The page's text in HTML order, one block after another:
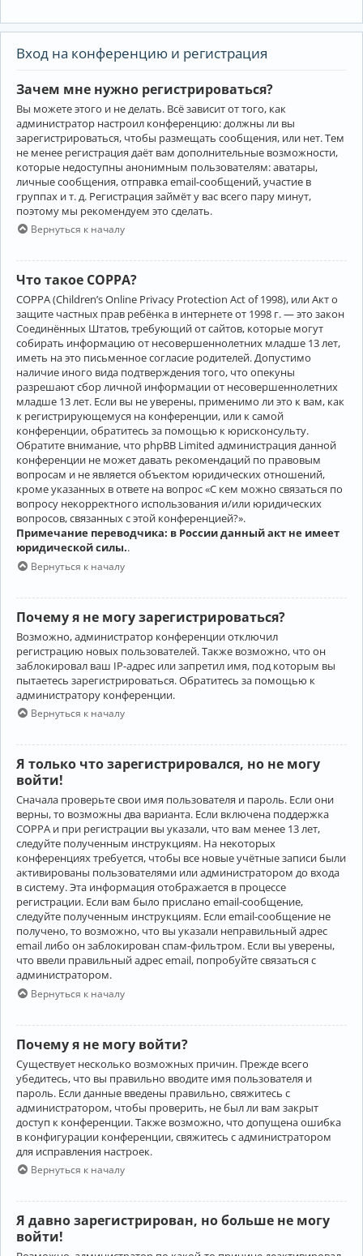
Вход на конференцию и регистрация
Зачем мне нужно регистрироваться?
Вы можете этого и не делать. Всё зависит от того, как
администратор настроил конференцию: должны ли вы
зарегистрироваться, чтобы размещать сообщения, или нет. Тем
не менее регистрация даёт вам дополнительные возможности,
которые недоступны анонимным пользователям: аватары,
личные сообщения, отправка email-сообщений, участие в
группах и т. д. Регистрация займёт у вас всего пару минут,
поэтому мы рекомендуем это сделать.
Вернуться к началу
Что такое COPPA?
COPPA (Children’s Online Privacy Protection Act of 1998), или Акт о
защите частных прав ребёнка в интернете от 1998 г. — это закон
Соединённых Штатов, требующий от сайтов, которые могут
собирать информацию от несовершеннолетних младше 13 лет,
иметь на это письменное согласие родителей. Допустимо
наличие иного вида подтверждения того, что опекуны
разрешают сбор личной информации от несовершеннолетних
младше 13 лет. Если вы не уверены, применимо ли это к вам, как
к регистрирующемуся на конференции, или к самой
конференции, обратитесь за помощью к юрисконсульту.
Обратите внимание, что phpBB Limited администрация данной
конференции не может давать рекомендаций по правовым
вопросам и не является объектом юридических отношений,
кроме указанных в ответе на вопрос «С кем можно связаться по
вопросу некорректного использования и/или юридических
вопросов, связанных с этой конференцией?».
Примечание переводчика: в России данный акт не имеет
юридической силы..
Вернуться к началу
Почему я не могу зарегистрироваться?
Возможно, администратор конференции отключил
регистрацию новых пользователей. Также возможно, что он
заблокировал ваш IP-адрес или запретил имя, под которым вы
пытаетесь зарегистрироваться. Обратитесь за помощью к
администратору конференции.
Вернуться к началу
Я только что зарегистрировался, но не могу
войти!
Сначала проверьте свои имя пользователя и пароль. Если они
верны, то возможны два варианта. Если включена поддержка
COPPA и при регистрации вы указали, что вам менее 13 лет,
следуйте полученным инструкциям. На некоторых
конференциях требуется, чтобы все новые учётные записи были
активированы пользователями или администратором до входа
в систему. Эта информация отображается в процессе
регистрации. Если вам было прислано email-сообщение,
следуйте полученным инструкциям. Если email-сообщение не
получено, то возможно, что вы указали неправильный адрес
email либо он заблокирован спам-фильтром. Если вы уверены,
что ввели правильный адрес email, попробуйте связаться с
администратором.
Вернуться к началу
Почему я не могу войти?
Существует несколько возможных причин. Прежде всего
убедитесь, что вы правильно вводите имя пользователя и
пароль. Если данные введены правильно, свяжитесь с
администратором, чтобы проверить, не был ли вам закрыт
доступ к конференции. Также возможно, что допущена ошибка
в конфигурации конференции, свяжитесь с администратором
для исправления настроек.
Вернуться к началу
Я давно зарегистрирован, но больше не могу
войти!